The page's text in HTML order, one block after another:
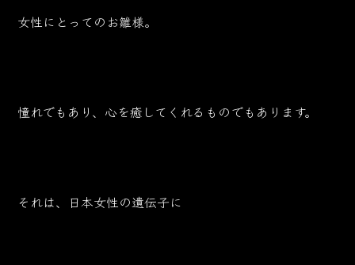
女性にとってのお雛様。
憧れでもあり、心を癒してくれるものでもあります。
それは、日本女性の遺伝子に